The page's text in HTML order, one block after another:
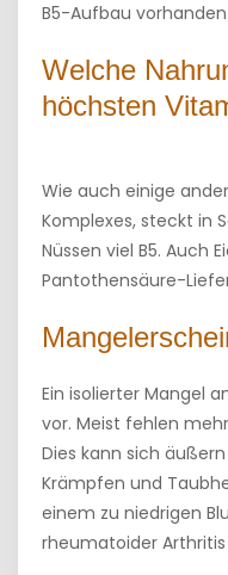
B5-Aufbau vorhanden
Welche
höchsten
Wie auch einige
Komplexes, steckt in
Nüssen viel B5. Auch
Pantothensäure-
Ein isolierter Mangel
vor. Meist fehlen
Dies kann sich
Krämpfen und
einem zu niedrigen
rheumatoider